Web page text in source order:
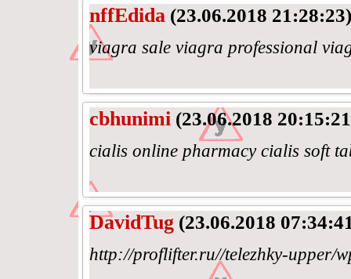
nffEdida (23.06.2018 21:28:23)
viagra sale viagra professional
cbhunimi (23.06.2018
cialis online pharmacy cialis soft
DavidTug (23.06.2018
http://proflifter.ru//telezhky-upper/